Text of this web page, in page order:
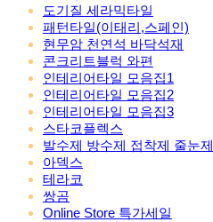
도기질 세라믹타일
패턴타일(이태리,스페인)
현무암 천연석 바닥석재
콘크리트블럭 와편
인테리어타일 모음집1
인테리어타일 모음집2
인테리어타일 모음집3
스타코플렉스
발수제 방수제 접착제 줄눈제
아덱스
테라코
쌍곰
Online Store 특가세일